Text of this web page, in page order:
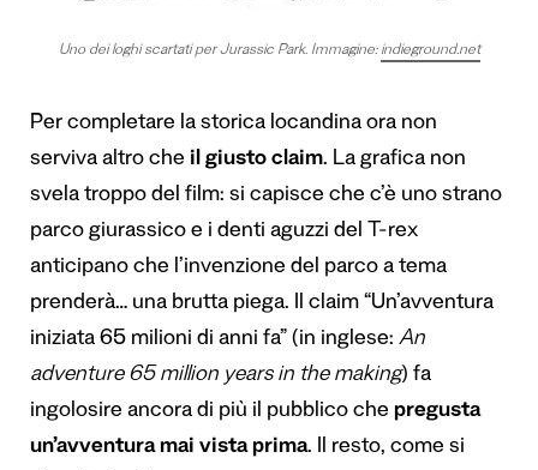
Uno dei loghi scartati per Jurassic Park. Immagine: indieground.net
Per completare la storica locandina ora non
serviva altro che il giusto claim. La grafica non
svela troppo del film: si capisce che c’è uno strano
parco giurassico e i denti aguzzi del T-rex
anticipano che l’invenzione del parco a tema
prenderà… una brutta piega. Il claim “Un’avventura
iniziata 65 milioni di anni fa” (in inglese: An
adventure 65 million years in the making) fa
ingolosire ancora di più il pubblico che pregusta
un’avventura mai vista prima. Il resto, come si